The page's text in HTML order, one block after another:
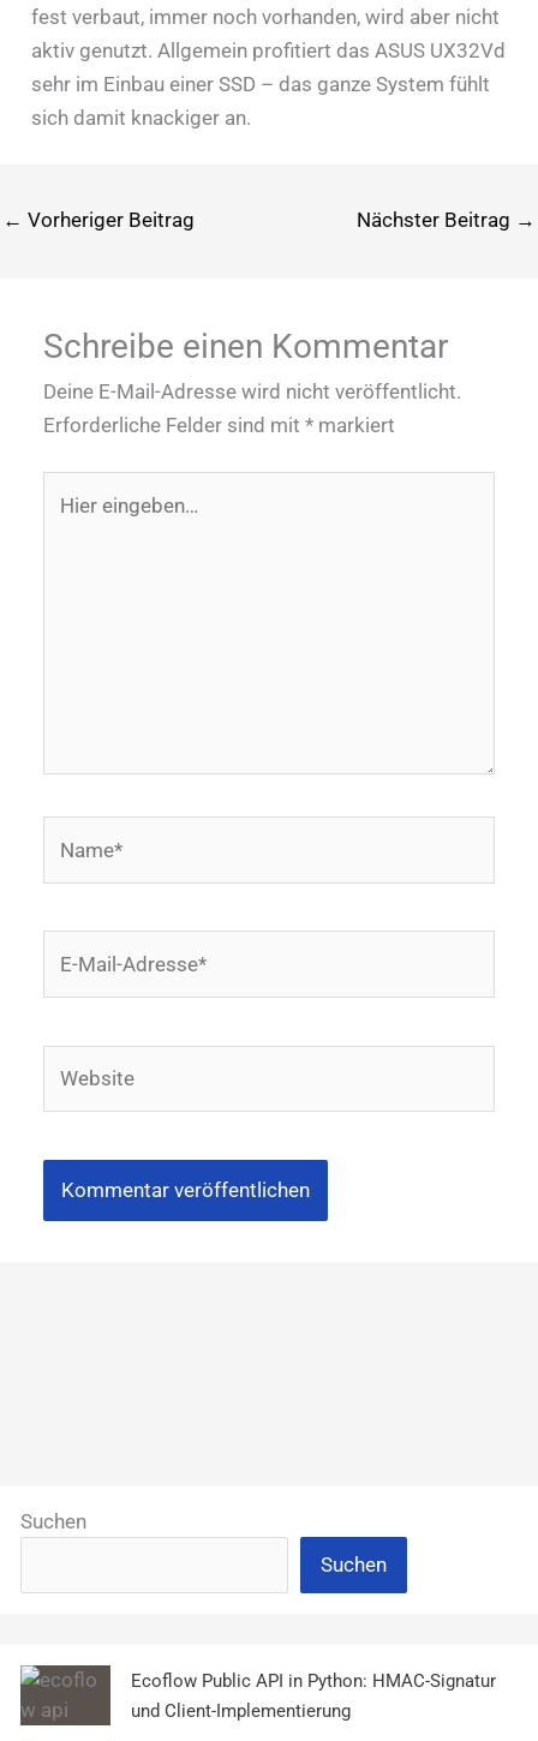
fest verbaut, immer noch vorhanden, wird aber nicht
aktiv genutzt. Allgemein profitiert das ASUS UX32Vd
sehr im Einbau einer SSD – das ganze System fühlt
sich damit knackiger an.
← Vorheriger Beitrag Nächster Beitrag →
Schreibe einen Kommentar
Deine E-Mail-Adresse wird nicht veröffentlicht.
Erforderliche Felder sind mit* markiert
eingeben…
Suchen
Suchen
Ecoflow Public API in Python: HMAC-Signatur
und Client-Implementierung